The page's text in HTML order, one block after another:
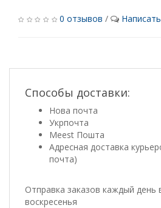
0 отзывов /
Способы доставки:
Нова почта
Укрпочта
Meest Пошта
Адресная доставка
почта)
Отправка заказов каждый день
воскресенья